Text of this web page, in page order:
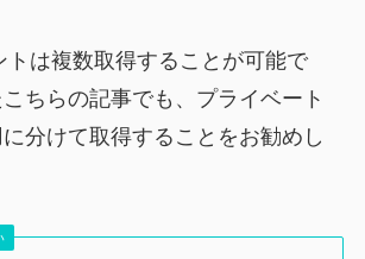
トは複数取得することが可能で
ちらの記事でも、プライベート
分けて取得することをお勧めし